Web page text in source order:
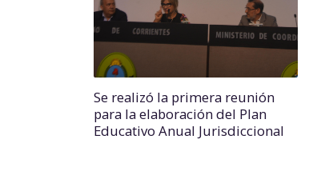
Se realizó la primera reunión
para la elaboración del Plan
Educativo Anual Jurisdiccional